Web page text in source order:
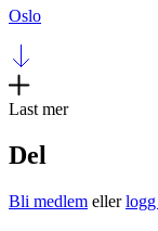
Oslo
Last mer
Del
Bli medlem eller